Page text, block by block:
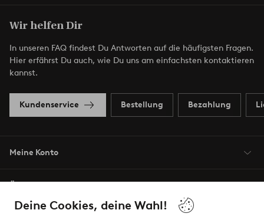
Deine Cookies, deine Wahl!
Wir helfen Dir
In unseren FAQ findest Du Antworten auf die häufigsten Fragen.
Hier erfährst Du auch, wie Du uns am einfachsten kontaktieren
kannst.
Kundenservice Bestellung Bezahlung
Meine Konto